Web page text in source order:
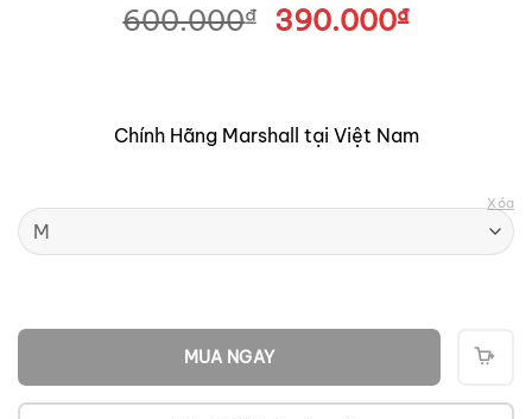
600.000₫
Giá
390.000₫Giá
Chính Hãng Marshall tại Việt Nam
Xóa
MUA NGAY